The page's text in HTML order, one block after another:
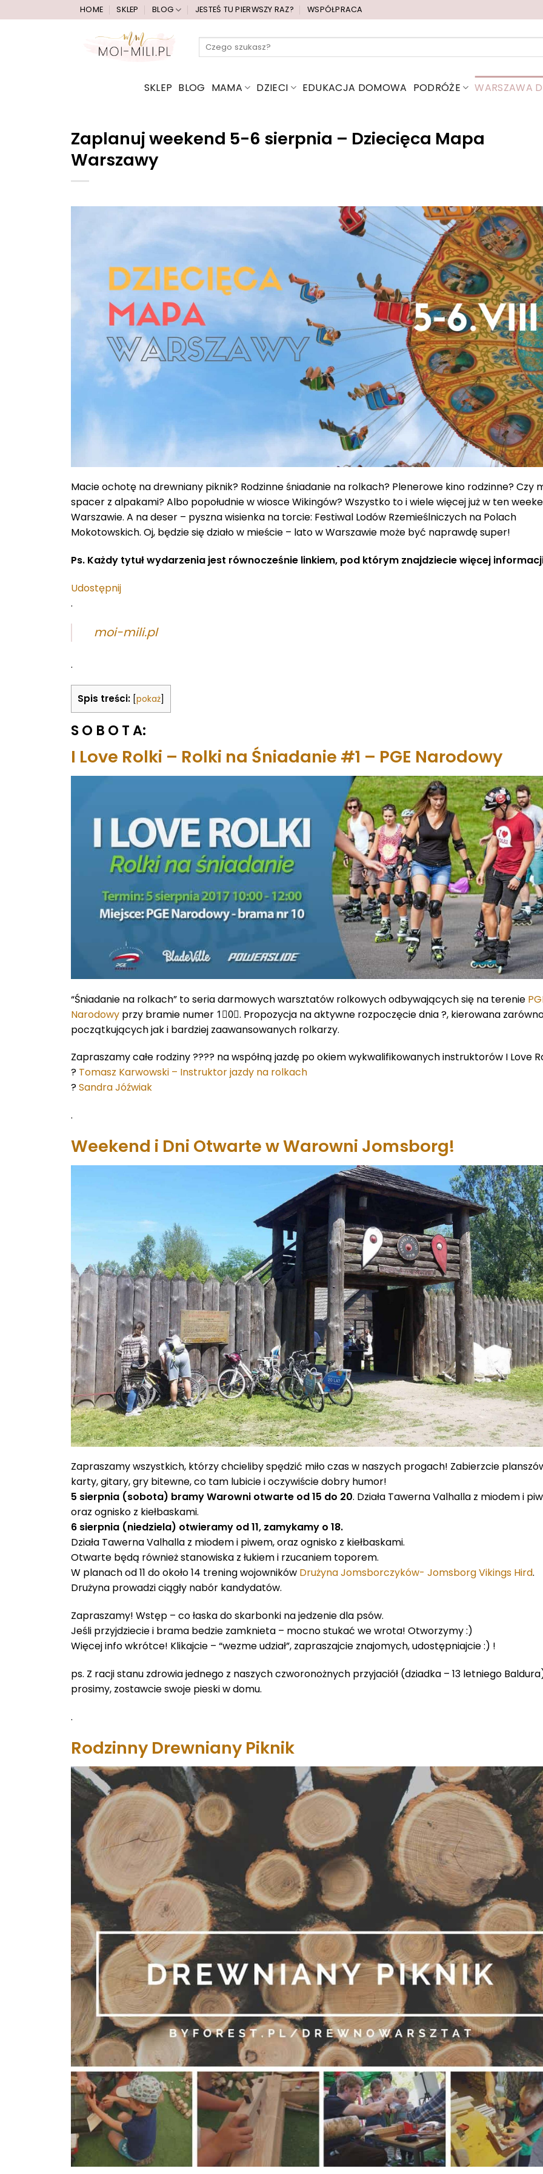
do
HOME SKLEP BLOG JESTEŚ TU PIERWSZY RAZ? WSPÓŁPRACA
Szukaj:
SKLEP BLOG MAMA DZIECI EDUKACJA DOMOWA PODRÓŻE WARSZAWA
Zaplanuj weekend 5-6 sierpnia – Dziecięca Mapa
Warszawy
Macie ochotę na drewniany piknik? Rodzinne śniadanie na rolkach? Plenerowe kino rodzinne? Czy
spacer z alpakami? Albo popołudnie w wiosce Wikingów? Wszystko to i wiele więcej już w ten
Warszawie. A na deser – pyszna wisienka na torcie: Festiwal Lodów Rzemieślniczych na Polach
Mokotowskich. Oj, będzie się działo w mieście – lato w Warszawie może być naprawdę super!
Ps. Każdy tytuł wydarzenia jest równocześnie linkiem, pod którym znajdziecie więcej
Udostępnij
.
moi-mili.pl
.
Spis treści: [pokaż]
S O B O T A:
I Love Rolki – Rolki na Śniadanie #1 – PGE Narodowy
“Śniadanie na rolkach” to seria darmowych warsztatów rolkowych odbywających się na terenie
Narodowy przy bramie numer 1⃣0⃣. Propozycja na aktywne rozpoczęcie dnia ?, kierowana
początkujących jak i bardziej zaawansowanych rolkarzy.
Zapraszamy całe rodziny ?‍?‍?‍? na współną jazdę po okiem wykwalifikowanych instruktorów I Love
? Tomasz Karwowski – Instruktor jazdy na rolkach
?Sandra Jóźwiak
.
Weekend i Dni Otwarte w Warowni Jomsborg!
Zapraszamy wszystkich, którzy chcieliby spędzić miło czas w naszych progach! Zabierzcie
karty, gitary, gry bitewne, co tam lubicie i oczywiście dobry humor!
5 sierpnia (sobota) bramy Warowni otwarte od 15 do 20. Działa Tawerna Valhalla z miodem i
oraz ognisko z kiełbaskami.
6 sierpnia (niedziela) otwieramy od 11, zamykamy o 18.
Działa Tawerna Valhalla z miodem i piwem, oraz ognisko z kiełbaskami.
Otwarte będą również stanowiska z łukiem i rzucaniem toporem.
W planach od 11 do około 14 trening wojowników Drużyna Jomsborczyków- Jomsborg Vikings Hird.
Drużyna prowadzi ciągły nabór kandydatów.
Zapraszamy! Wstęp – co łaska do skarbonki na jedzenie dla psów.
Jeśli przyjdziecie i brama bedzie zamknieta – mocno stukać we wrota! Otworzymy :)
Więcej info wkrótce! Klikajcie – “wezme udział”, zapraszajcie znajomych, udostępniajcie :) !
ps. Z racji stanu zdrowia jednego z naszych czworonożnych przyjaciół (dziadka – 13 letniego
prosimy, zostawcie swoje pieski w domu.
.
Rodzinny Drewniany Piknik